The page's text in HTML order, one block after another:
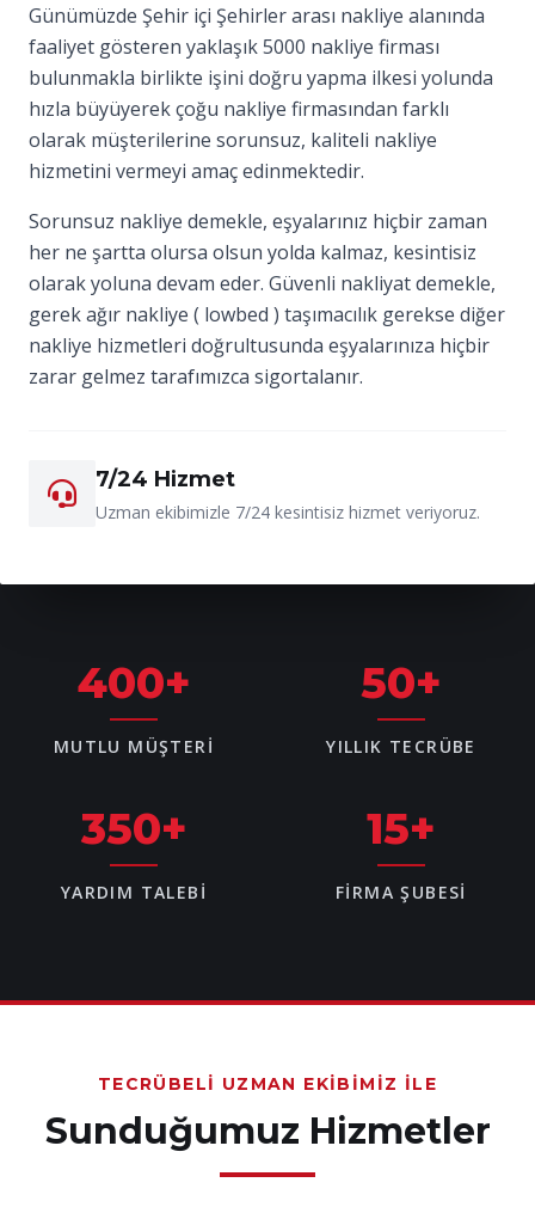
Günümüzde Şehir içi Şehirler arası nakliye alanında
faaliyet gösteren yaklaşık 5000 nakliye firması
bulunmakla birlikte işini doğru yapma ilkesi yolunda
hızla büyüyerek çoğu nakliye firmasından farklı
olarak müşterilerine sorunsuz, kaliteli nakliye
hizmetini vermeyi amaç edinmektedir.
Sorunsuz nakliye demekle, eşyalarınız hiçbir zaman
her ne şartta olursa olsun yolda kalmaz, kesintisiz
olarak yoluna devam eder. Güvenli nakliyat demekle,
gerek ağır nakliye ( lowbed ) taşımacılık gerekse diğer
nakliye hizmetleri doğrultusunda eşyalarınıza hiçbir
zarar gelmez tarafımızca sigortalanır.
7/24 Hizmet
Uzman ekibimizle 7/24 kesintisiz hizmet veriyoruz.
400+
MUTLU MÜŞTERI
50+
YILLIK TECRÜBE
350+
YARDIM TALEBI
15+
FIRMA ŞUBESI
TECRÜBELI UZMAN EKIBIMIZ İLE
Sunduğumuz Hizmetler